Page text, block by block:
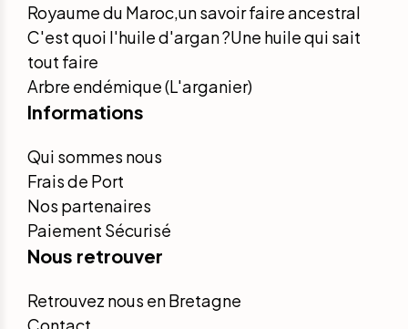
Royaume du Maroc,un savoir faire ancestral
C'est quoi l'huile d'argan ?Une huile qui sait
tout faire
Arbre endémique (L'arganier)
Informations
Qui sommes nous
Frais de Port
Nos partenaires
Paiement Sécurisé
Nous retrouver
Retrouvez nous en Bretagne